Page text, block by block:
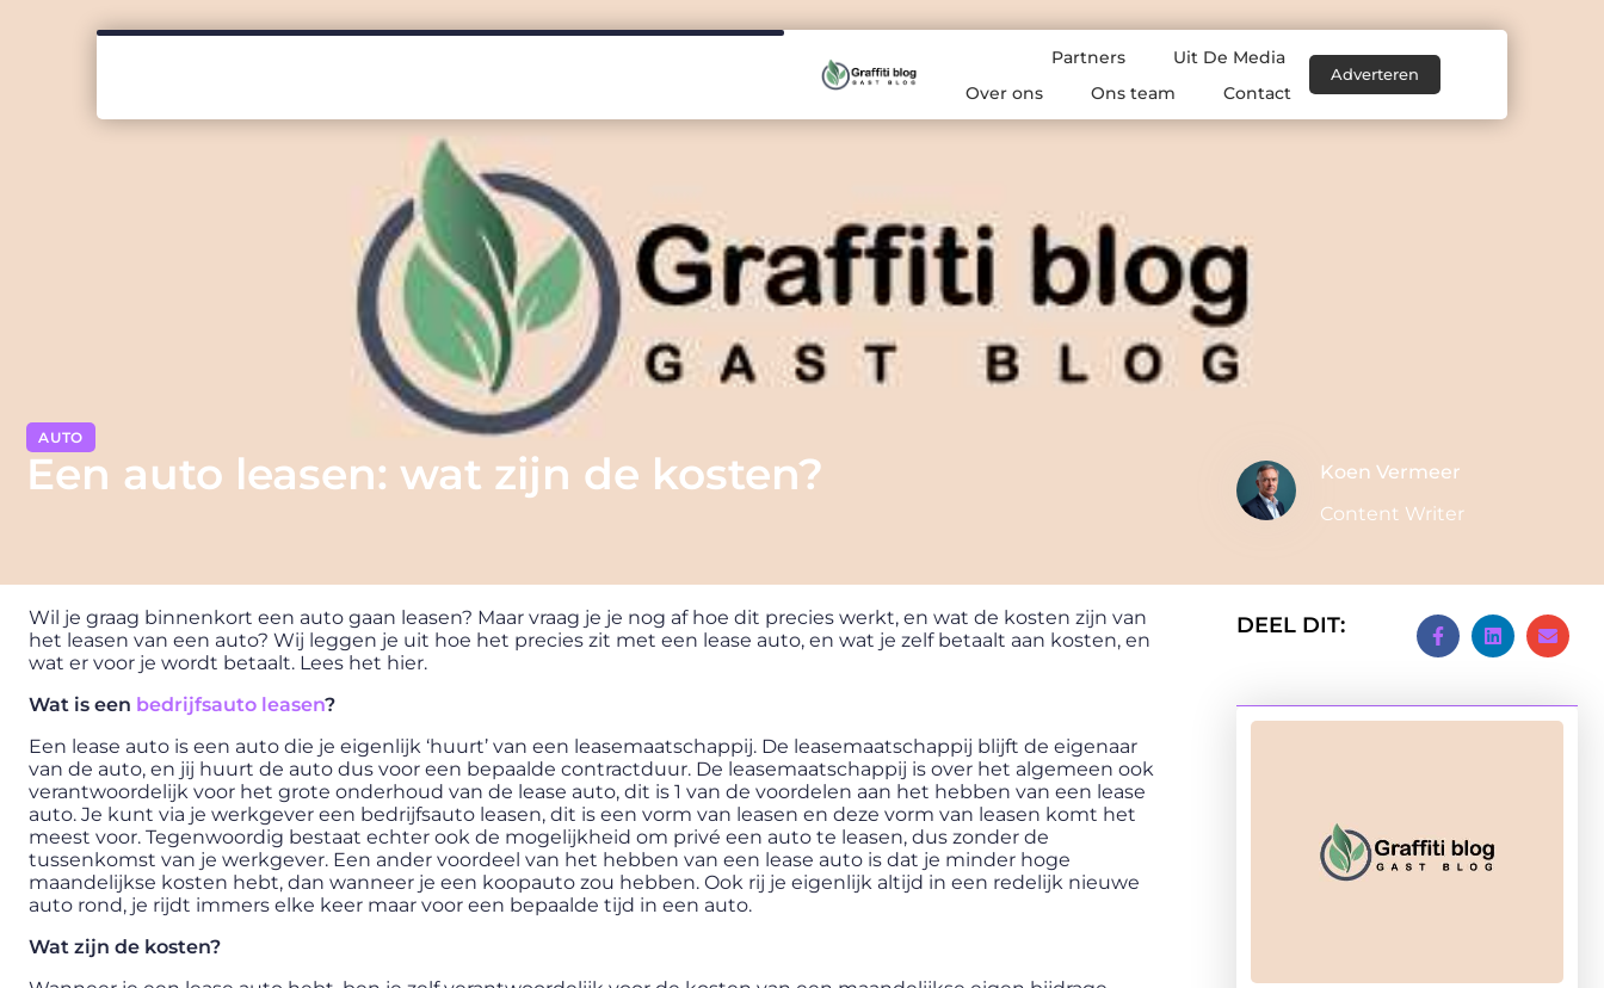
Partners
Uit De Media
Over ons
Ons team Contact
Adverteren
AUTO
Een auto leasen: wat zijn de kosten?
Koen Vermeer
Content Writer
Wil je graag binnenkort een auto gaan leasen? Maar vraag je je nog af hoe dit precies werkt, en wat de kosten zijn van
het leasen van een auto? Wij leggen je uit hoe het precies zit met een lease auto, en wat je zelf betaalt aan kosten, en
wat er voor je wordt betaalt. Lees het hier.
Wat is een bedrijfsauto leasen?
Een lease auto is een auto die je eigenlijk ‘huurt’ van een leasemaatschappij. De leasemaatschappij blijft de eigenaar
van de auto, en jij huurt de auto dus voor een bepaalde contractduur. De leasemaatschappij is over het algemeen ook
verantwoordelijk voor het grote onderhoud van de lease auto, dit is 1 van de voordelen aan het hebben van een lease
auto. Je kunt via je werkgever een bedrijfsauto leasen, dit is een vorm van leasen en deze vorm van leasen komt het
meest voor. Tegenwoordig bestaat echter ook de mogelijkheid om privé een auto te leasen, dus zonder de
tussenkomst van je werkgever. Een ander voordeel van het hebben van een lease auto is dat je minder hoge
maandelijkse kosten hebt, dan wanneer je een koopauto zou hebben. Ook rij je eigenlijk altijd in een redelijk nieuwe
auto rond, je rijdt immers elke keer maar voor een bepaalde tijd in een auto.
Wat zijn de kosten?
DEEL DIT: